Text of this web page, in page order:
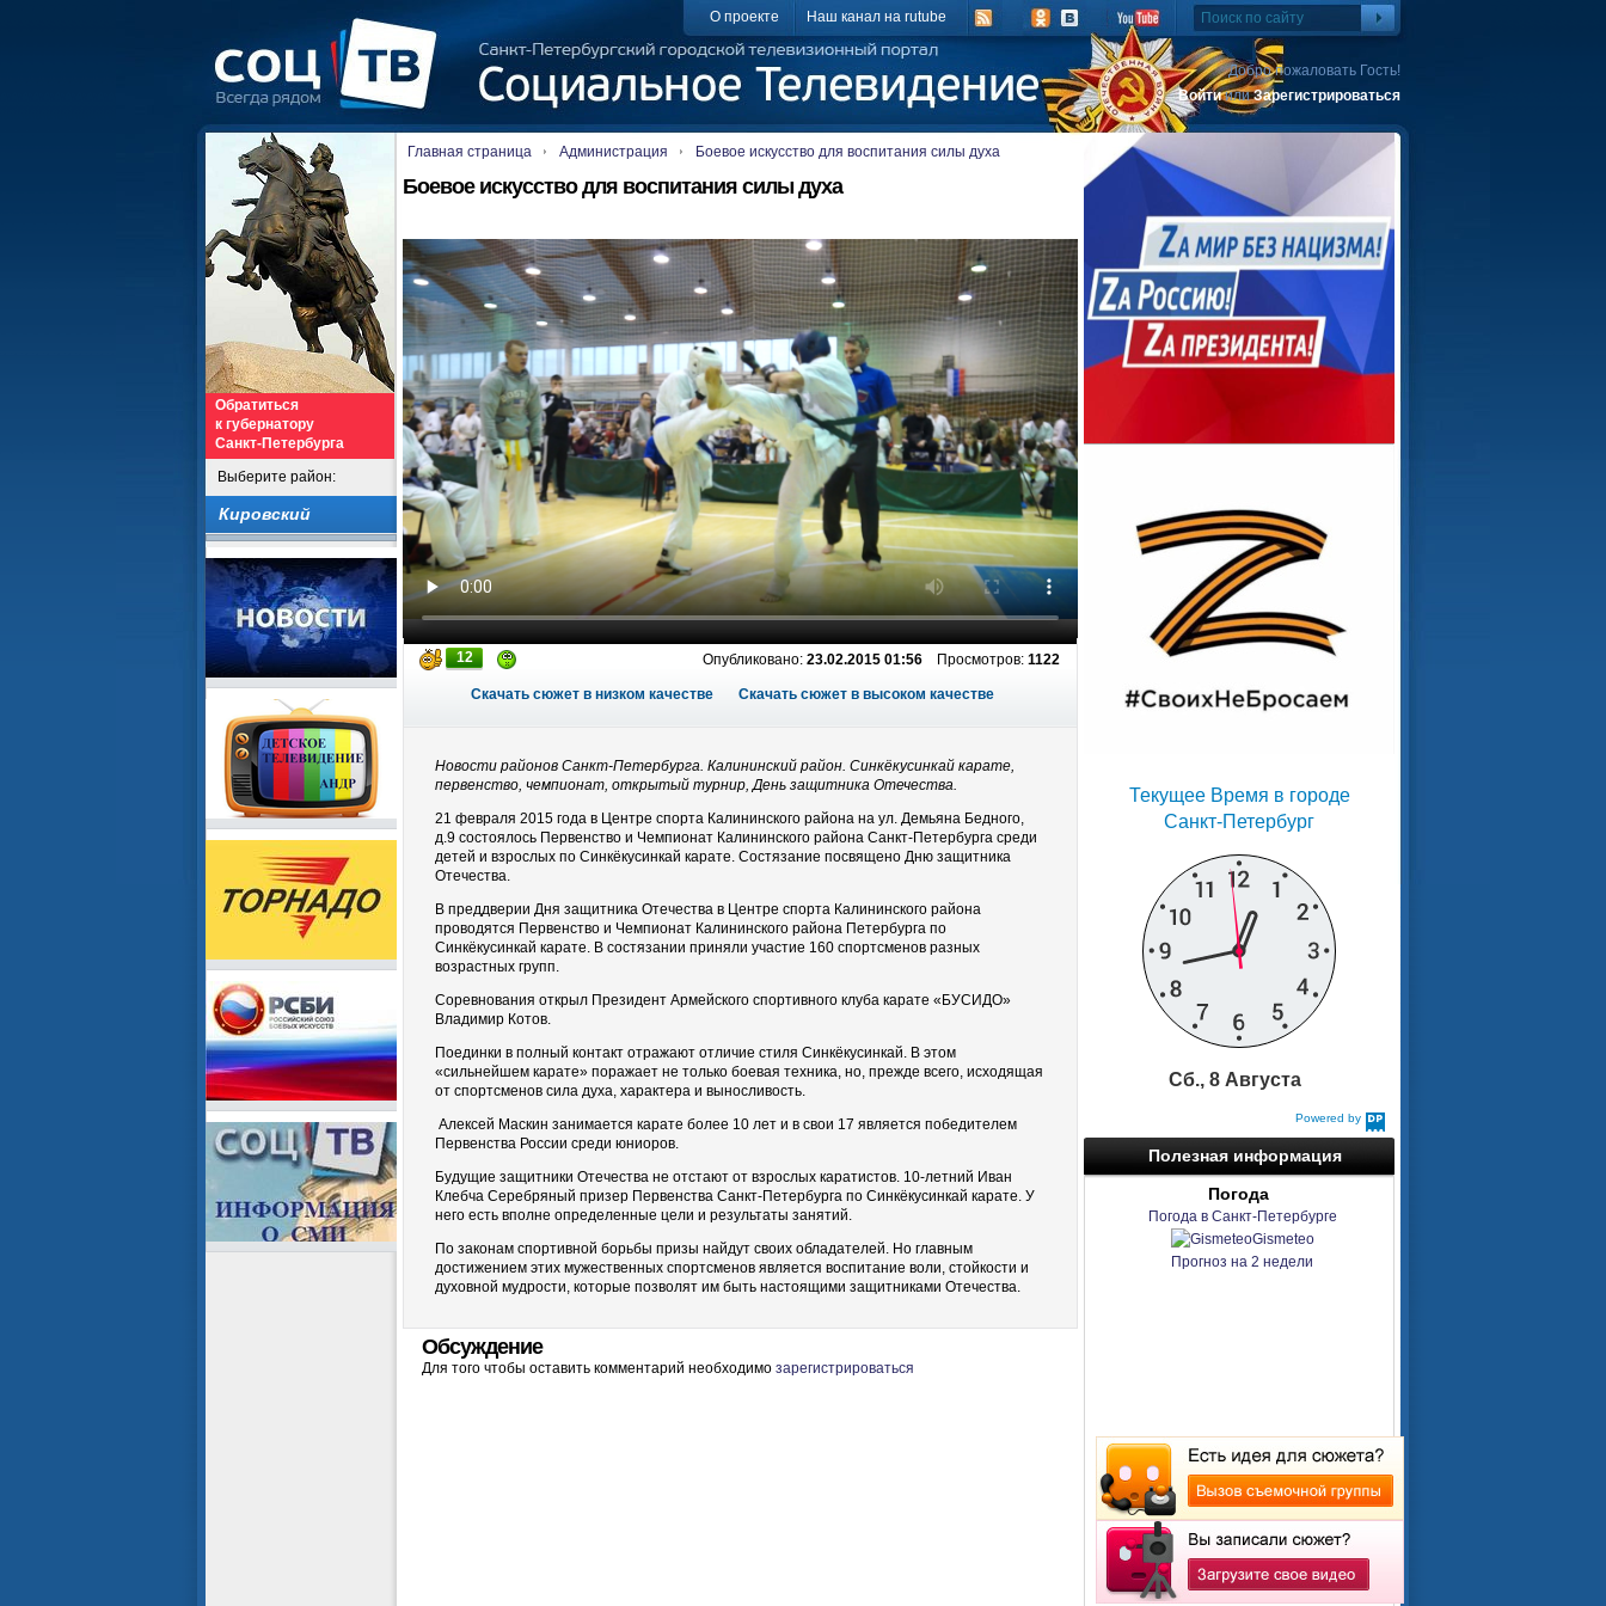
О проекте Наш канал на rutube
Добро пожаловать Гость!
ВойтиилиЗарегистрироваться
Обратиться
к губернатору
Санкт-Петербурга
Выберите район:
Кировский
Главная страница Администрация Боевое искусство для воспитания силы духа
Боевое искусство для воспитания силы духа
12 Опубликовано: 23.02.2015 01:56 Просмотров: 1122
Скачать сюжет в низком качестве Скачать сюжет в высоком качестве
Новости районов Санкт-Петербурга. Калининский район. Синкёкусинкай карате,
первенство, чемпионат, открытый турнир, День защитника Отечества.
21 февраля 2015 года в Центре спорта Калининского района на ул. Демьяна Бедного,
д.9 состоялось Первенство и Чемпионат Калининского района Санкт-Петербурга среди
детей и взрослых по Синкёкусинкай карате. Состязание посвящено Дню защитника
Отечества.
В преддверии Дня защитника Отечества в Центре спорта Калининского района
проводятся Первенство и Чемпионат Калининского района Петербурга по
Синкёкусинкай карате. В состязании приняли участие 160 спортсменов разных
возрастных групп.
Соревнования открыл Президент Армейского спортивного клуба карате «БУСИДО»
Владимир Котов.
Поединки в полный контакт отражают отличие стиля Синкёкусинкай. В этом
«сильнейшем карате» поражает не только боевая техника, но, прежде всего, исходящая
от спортсменов сила духа, характера и выносливость.
Алексей Маскин занимается карате более 10 лет и в свои 17 является победителем
Первенства России среди юниоров.
Будущие защитники Отечества не отстают от взрослых каратистов. 10-летний Иван
Клебча Серебряный призер Первенства Санкт-Петербурга по Синкёкусинкай карате. У
него есть вполне определенные цели и результаты занятий.
По законам спортивной борьбы призы найдут своих обладателей. Но главным
достижением этих мужественных спортсменов является воспитание воли, стойкости и
духовной мудрости, которые позволят им быть настоящими защитниками Отечества.
Обсуждение
Для того чтобы оставить комментарий необходимо зарегистрироваться
Powered by
DaysPedia.com
Текущее Время в городе
Санкт-Петербург
Сб., 8 Августа
Полезная информация
Погода
Погода в Санкт-Петербурге
Gismeteo
Прогноз на 2 недели